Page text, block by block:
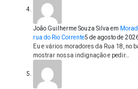
João Guilherme Souza Silva em
rua do Rio Corrente5 de agosto de
Eu e vários moradores da Rua 18, no
mostrar nossa indignação e pedir…